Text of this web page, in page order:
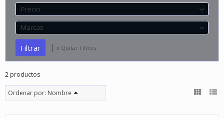
Precio
Marcas
| x Quitar Filtros
2 productos
Ordenar por: Nombre